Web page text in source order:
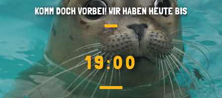
KOMM DOCH VORBEI! WIR HABEN HEUTE BIS
19:00